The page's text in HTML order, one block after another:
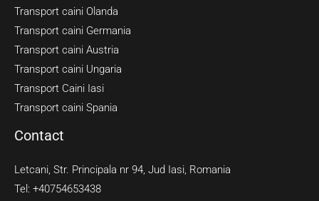
Transport caini Olanda
Transport caini Germania
Transport caini Austria
Transport caini Ungaria
Transport Caini Iasi
Transport caini Spania
Contact
Letcani, Str. Principala nr 94, Jud Iasi, Romania
Tel: +40754653438